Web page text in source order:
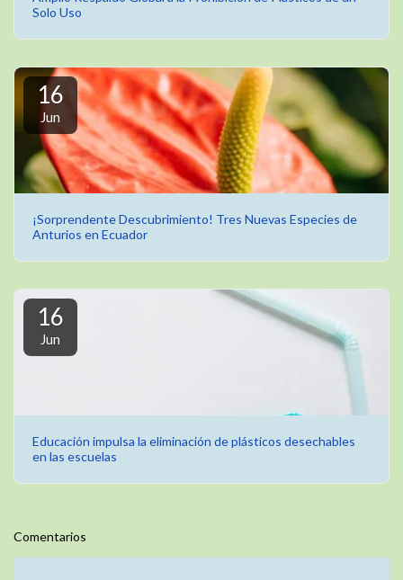
Solo Uso
16
Jun
¡Sorprendente Descubrimiento! Tres Nuevas Especies de
Anturios en Ecuador
16
Jun
Educación impulsa la eliminación de plásticos desechables
en las escuelas
Comentarios